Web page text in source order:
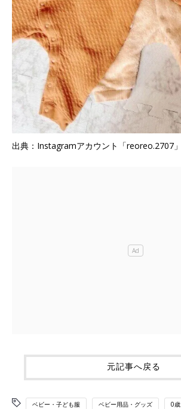
出典：Instagramアカウント「reoreo.2707」
元記事へ戻る
ベビー・子ども服 ベビー用品・グッズ 0歳